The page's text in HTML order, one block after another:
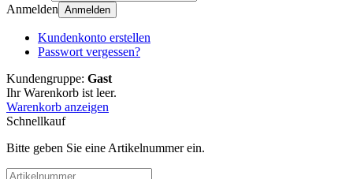
Anmelden Anmelden
Kundenkonto erstellen
Passwort vergessen?
Kundengruppe: Gast
Ihr Warenkorb ist leer.
Warenkorb anzeigen
Schnellkauf
Bitte geben Sie eine Artikelnummer ein.